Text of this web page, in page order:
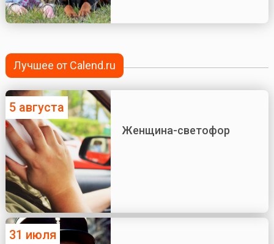
Лучшее от Calend.ru
5 августа
Женщина-светофор
31 июля